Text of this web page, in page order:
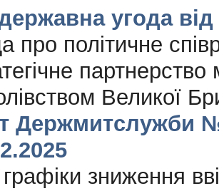
про полiтичне
Великої
Держмитслужби №
зниження